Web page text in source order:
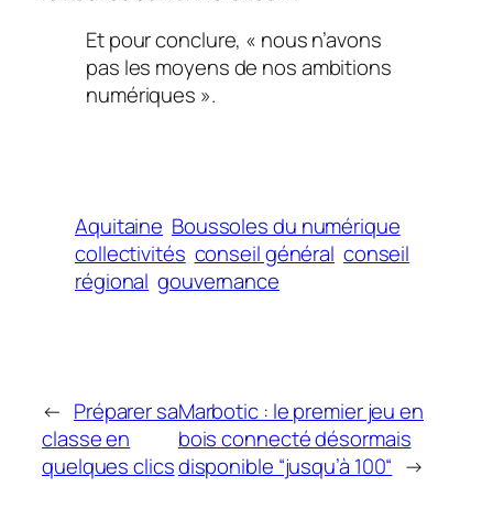
Et pour conclure, « nous n’avons
pas les moyens de nos ambitions
numériques ».
Aquitaine Boussoles du numérique
collectivités conseil général conseil
régional gouvernance
← Préparer sa
classe en
quelques clics
Marbotic : le premier jeu en
bois connecté désormais
disponible “jusqu’à 100“ →